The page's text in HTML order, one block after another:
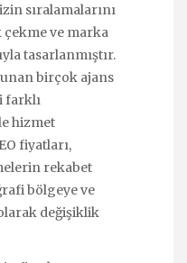
sıralamalarını
ve marka
tasarlanmıştır.
birçok ajans
farklı
hizmet
fiyatları,
rekabet
bölgeye ve
değişiklik